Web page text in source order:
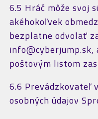
6.5 Hráč môže svoj
akéhokoľvek
bezplatne odvolať
poštovým listom
6.6 Prevádzkovateľ
osobných údajov